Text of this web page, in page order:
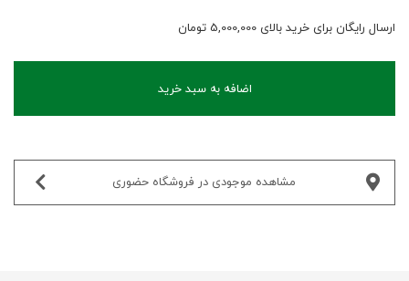
ارسال رایگان برای خرید بالای 5,000,000 تومان
اضافه به سبد خرید
مشاهده موجودی در فروشگاه حضوری‌